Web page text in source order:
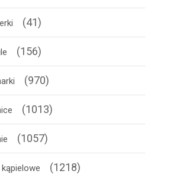
(41)
(156)
(970)
(1013)
(1057)
(1218)